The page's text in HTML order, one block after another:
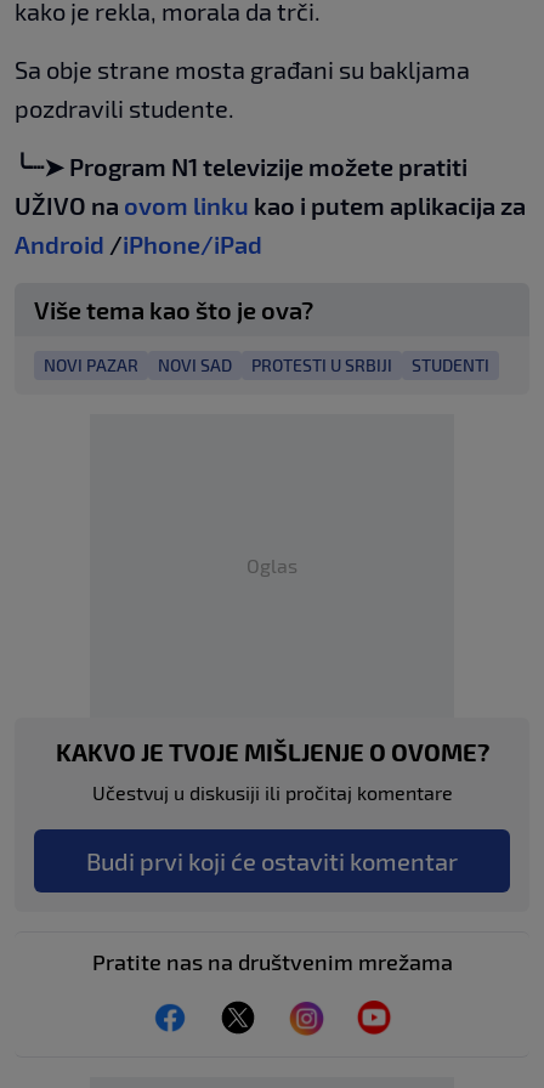
kako je rekla, morala da trči.
Sa obje strane mosta građani su bakljama
pozdravili studente.
╰┈➤ Program N1 televizije možete pratiti
UŽIVO na ovom linku kao i putem aplikacija za
Android /iPhone/iPad
Više tema kao što je ova?
NOVI PAZAR NOVI SAD PROTESTI U SRBIJI STUDENTI
Oglas
KAKVO JE TVOJE MIŠLJENJE O OVOME?
Učestvuj u diskusiji ili pročitaj komentare
Budi prvi koji će ostaviti komentar
Pratite nas na društvenim mrežama